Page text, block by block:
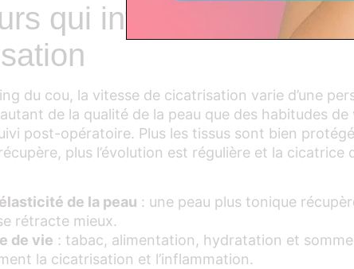
qui influencent le
du cou, la vitesse de cicatrisation varie d’une
de la qualité de la peau que des habitudes de
post-opératoire. Plus les tissus sont bien
plus l’évolution est régulière et la cicatrice
de la peau : une peau plus tonique
rétracte mieux.
de vie : tabac, alimentation, hydratation et
la cicatrisation et l’inflammation.